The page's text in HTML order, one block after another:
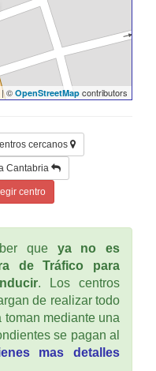
| © OpenStreetMap contributors
cercanos
Cantabria
centro
que ya no es
de Tráfico para
. Los centros
de realizar todo
toman mediante una
se pagan al
mas detalles